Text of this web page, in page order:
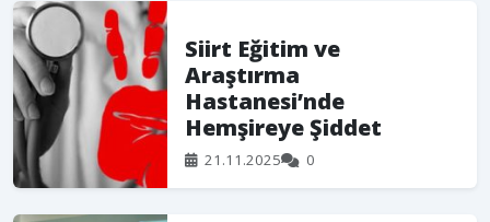
Siirt Eğitim ve
Araştırma
Hastanesi’nde
Hemşireye Şiddet
21.11.2025 0